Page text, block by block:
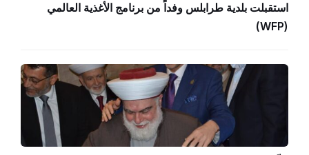
استقبلت بلدية طرابلس وفداً من برنامج الأغذية العالمي
(WFP)